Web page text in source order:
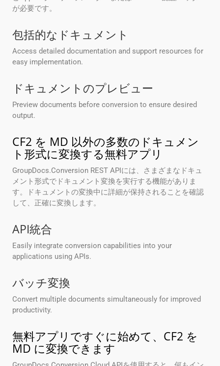
が必要です。
包括的なドキュメント
Access detailed documentation and support resources for
easy implementation.
ドキュメントのプレビュー
Preview documents before conversion to ensure desired
output.
CF2 を MD 以外の多数のドキュメン
ト形式に変換する無料アプリ
GroupDocs.Conversion REST APIには、さまざまなドキュ
メント形式でドキュメント変換を実行する機能がありま
す。ドキュメントの変換中に詳細が保持されることを確認
して、正確に変換します。
API統合
Easily integrate conversion capabilities into your
applications using APIs.
バッチ変換
Convert multiple documents simultaneously for improved
productivity.
無料アプリですぐに始めて、CF2 を
MD に変換できます